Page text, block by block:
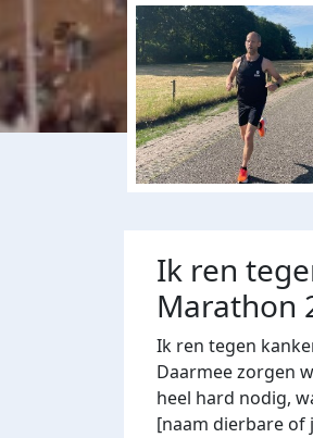
Ik ren
Marathon
Ik ren tegen
Daarmee zorgen
heel hard nodig,
[naam dierbare